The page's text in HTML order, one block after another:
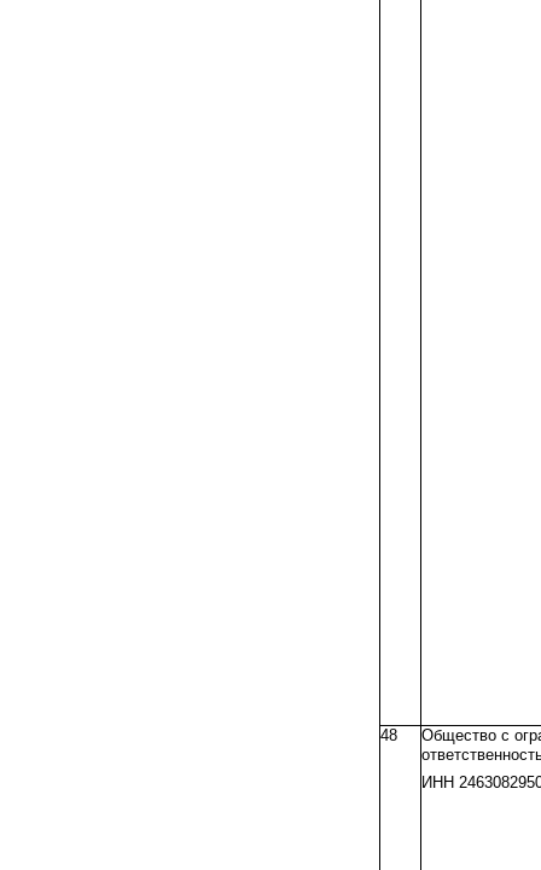
48
Общество с
ИНН